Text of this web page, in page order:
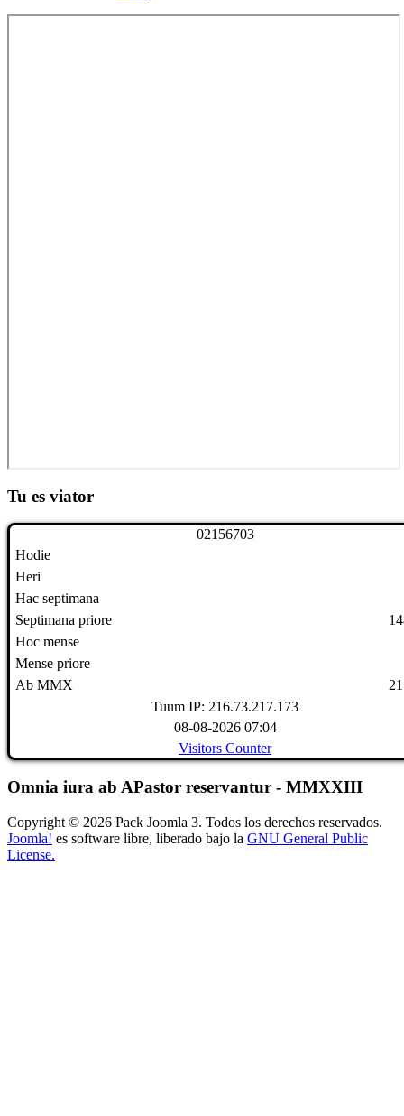
Tu es viator
02156703
Hodie
Heri
Hac septimana
Septimana priore
Hoc mense
Mense priore
Ab MMX
Tuum IP: 216.73.217.173
08-08-2026 07:04
Visitors Counter
Omnia iura ab APastor reservantur - MMXXIII
Copyright © 2026 Pack Joomla 3. Todos los derechos reservados.
Joomla! es software libre, liberado bajo la GNU General Public
License.